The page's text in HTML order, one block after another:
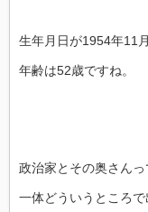
生年月日が1954年11
年齢は52歳ですね。
政治家とその奥さんっ
一体どういうところ